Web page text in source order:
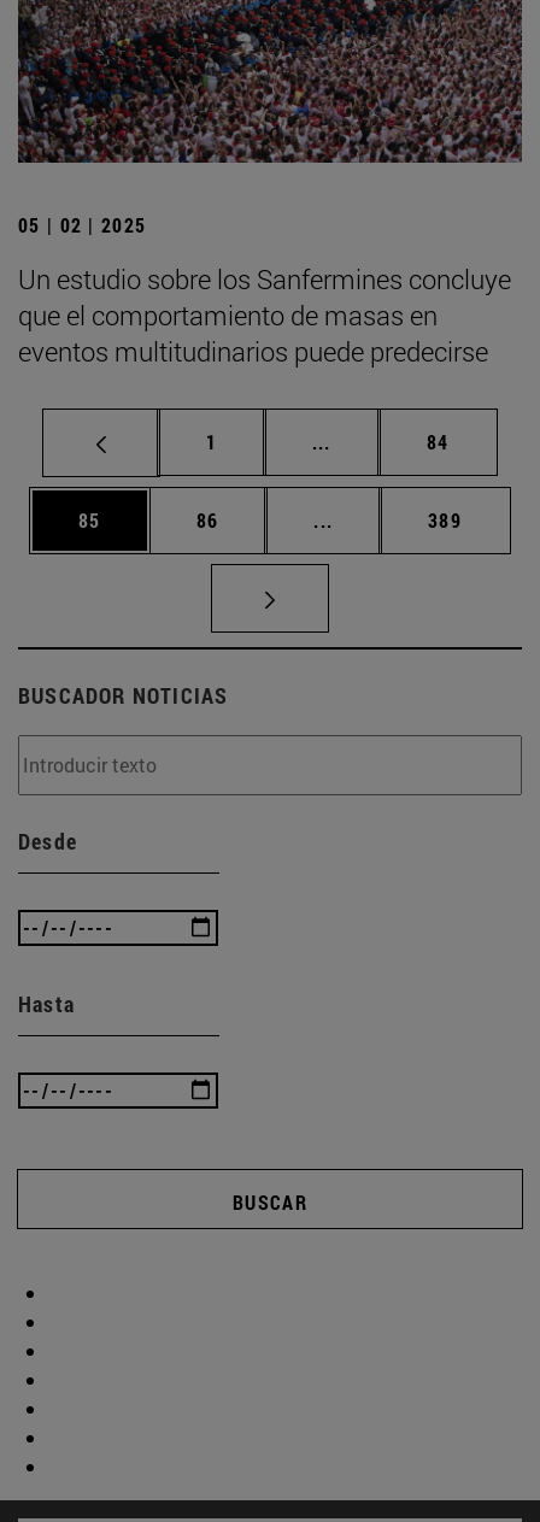
05 | 02 | 2025
Un estudio sobre los Sanfermines concluye
que el comportamiento de masas en
eventos multitudinarios puede predecirse
Página
1 ... Páginas intermedias
Página
84
Página
85 Página
86 ... Páginas intermedias
Página
389
BUSCADOR NOTICIAS
Desde
Hasta
BUSCAR